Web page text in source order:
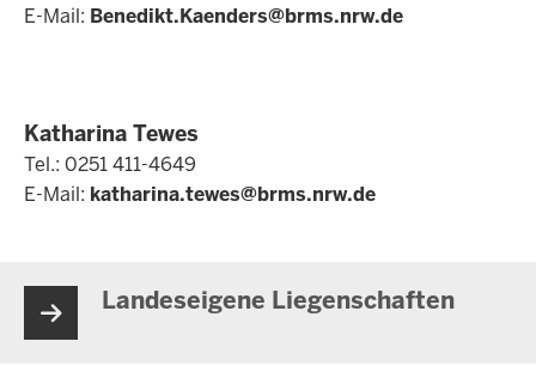
E-Mail: Benedikt.Kaenders@brms.nrw.de
Katharina Tewes
Tel.: 0251 411-4649
E-Mail: katharina.tewes@brms.nrw.de
Landeseigene Liegenschaften